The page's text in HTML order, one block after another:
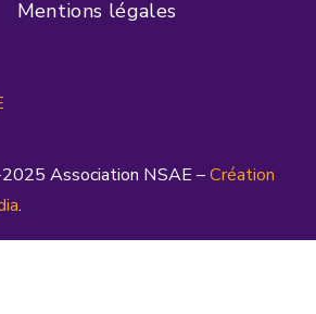
Mentions légales
Association NSAE –Création
.